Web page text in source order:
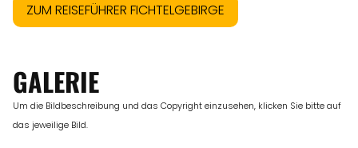
ZUM REISEFÜHRER FICHTELGEBIRGE
GALERIE
Um die Bildbeschreibung und das Copyright einzusehen, klicken Sie bitte auf
das jeweilige Bild.